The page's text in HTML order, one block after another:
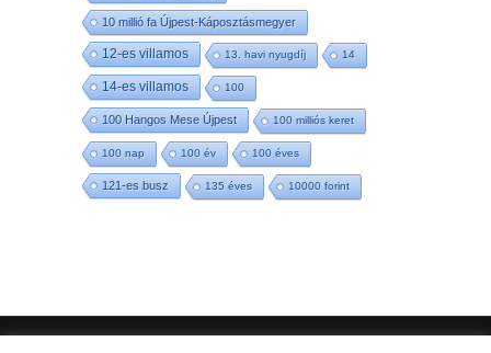
10 millió fa Újpest-Káposztásmegyer
12-es villamos 13. havi nyugdíj 14
14-es villamos 100
100 Hangos Mese Újpest 100 milliós keret
100 nap 100 év 100 éves
121-es busz 135 éves 10000 forint